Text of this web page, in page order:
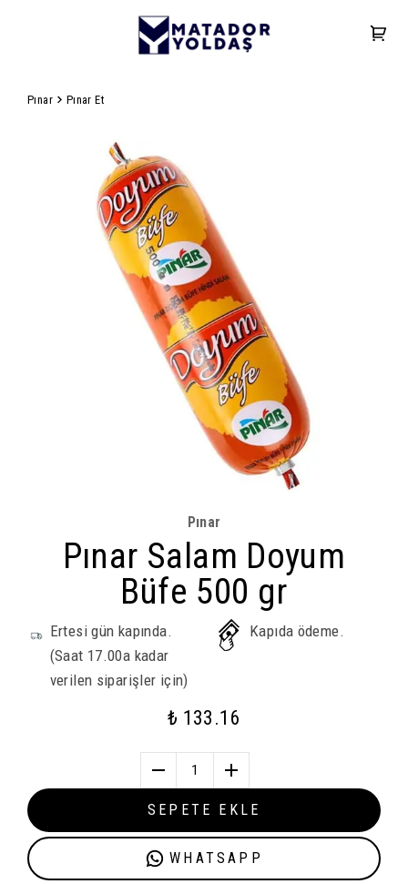
Pınar Pınar Et
Pınar
Pınar Salam Doyum
Büfe 500 gr
Ertesi gün kapında.
(Saat 17.00a kadar
verilen siparişler için)
Kapıda ödeme.
₺ 133.16
1
SEPETE EKLE
WHATSAPP